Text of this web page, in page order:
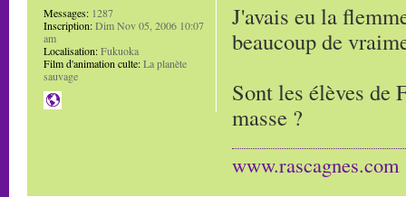
J'avais eu la
beaucoup de
Sont les élèves de
masse ?
www.rascagnes.com
Messages: 1287
Inscription:Dim Nov 05, 2006 10:07
am
Localisation:Fukuoka
Film d'animation culte:La planète
sauvage